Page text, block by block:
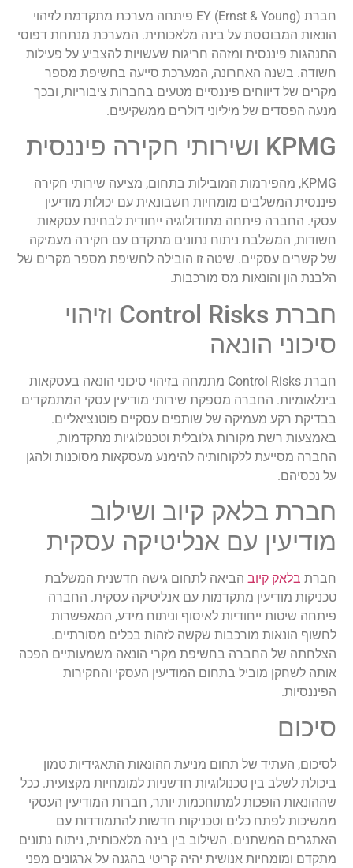
חברת EY (Ernst & Young) פיתחה מערכת מתקדמת לזיהוי
הונאות המבוססת על בינה מלאכותית. המערכת מנתחת דפוסי
התנהגות פיננסית ומזהה חריגות שעשויות להצביע על פעילות
חשודה. בשנה האחרונה, המערכת סייעה בחשיפת מספר
מקרים של דיווחים פיננסיים מטעים בחברות ציבוריות, ובכך
מנעה הפסדים של מיליוני דולרים ממשקיעים.
KPMG ושירותי חקירה פיננסית
KPMG, מהפירמות המובילות בתחום, מציעה שירותי חקירה
פיננסית המשלבים מומחיות חשבונאית עם יכולות מודיעין
עסקי. החברה פיתחה מתודולוגיה ייחודית לבחינת עסקאות
חשודות, המשלבת ניתוח נתונים מתקדם עם חקירה מעמיקה
של קשרים עסקיים. שיטה זו הובילה לחשיפת מספר מקרים של
הלבנת הון והונאות מס מורכבות.
חברת Control Risks וזיהוי
סיכוני הונאה
חברת Control Risks מתמחה בזיהוי סיכוני הונאה בעסקאות
בינלאומיות. החברה מספקת שירותי מודיעין עסקי המתמקדים
בבדיקת רקע מעמיקה של שותפים עסקיים פוטנציאליים.
באמצעות רשת מקורות גלובלית וטכנולוגיות מתקדמות,
החברה מסייעת ללקוחותיה להימנע מעסקאות מסוכנות ולהגן
על נכסיהם.
חברת בלאק קיוב ושילוב
מודיעין עם אנליטיקה עסקית
חברת בלאק קיוב הביאה לתחום גישה חדשנית המשלבת
טכניקות מודיעין מתקדמות עם אנליטיקה עסקית. החברה
פיתחה שיטות ייחודיות לאיסוף וניתוח מידע, המאפשרות
לחשוף הונאות מורכבות שקשה לזהות בכלים מסורתיים.
הצלחתה של החברה בחשיפת מקרי הונאה משמעותיים הפכה
אותה לשחקן מוביל בתחום המודיעין העסקי והחקירות
הפיננסיות.
סיכום
לסיכום, העתיד של תחום מניעת ההונאות התאגידיות טמון
ביכולת לשלב בין טכנולוגיות חדשניות למומחיות מקצועית. ככל
שההונאות הופכות למתוחכמות יותר, חברות המודיעין העסקי
ממשיכות לפתח כלים וטכניקות חדשות להתמודדות עם
האתגרים המשתנים. השילוב בין בינה מלאכותית, ניתוח נתונים
מתקדם ומומחיות אנושית יהיה קריטי בהגנה על ארגונים מפני